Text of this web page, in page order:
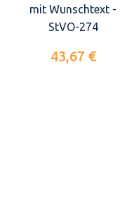
mit Wunschtext -
StVO-274
43,67 €